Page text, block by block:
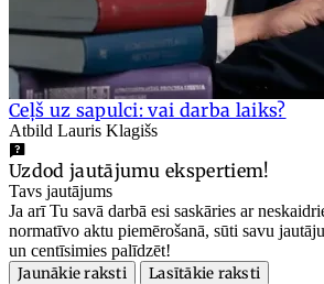
Ceļš uz sapulci: vai darba laiks?
Atbild Lauris Klagišs
Uzdod jautājumu ekspertiem!
Tavs jautājums
Ja arī Tu savā darbā esi saskāries ar
normatīvo aktu piemērošanā, sūti savu
un centīsimies palīdzēt!
Jaunākie raksti
Lasītākie raksti